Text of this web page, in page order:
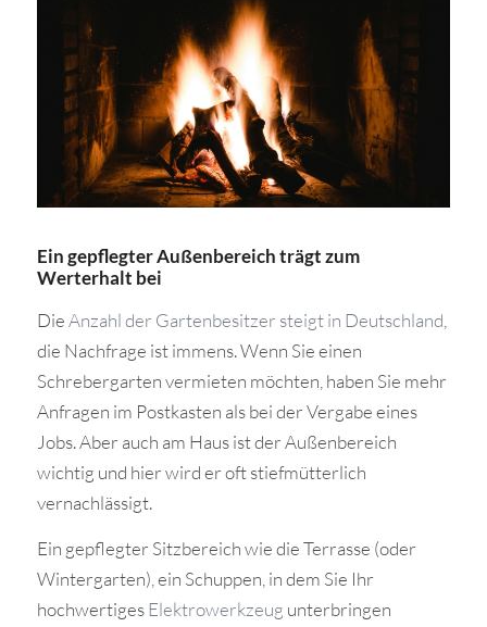
Ein gepflegter Außenbereich trägt zum
Werterhalt bei
DieAnzahl der Gartenbesitzer steigt in Deutschland
die Nachfrage ist immens. Wenn Sie einen
Schrebergarten vermieten möchten, haben Sie mehr
Anfragen im Postkasten als bei der Vergabe eines
Jobs. Aber auch am Haus ist der Außenbereich
wichtig und hier wird er oft stiefmütterlich
vernachlässigt.
Ein gepflegter Sitzbereich wie die Terrasse (oder
Wintergarten), ein Schuppen, in dem Sie Ihr
hochwertigesElektrowerkzeug unterbringen